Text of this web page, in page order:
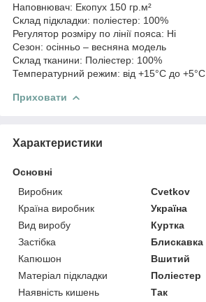
Наповнювач: Екопух 150 гр.м²
Склад підкладки: поліестер: 100%
Регулятор розміру по лінії пояса: Ні
Сезон: осінньо – весняна модель
Склад тканини: Поліестер: 100%
Температурний режим: від +15°C до +5°C
Приховати
Характеристики
Основні
Виробник
Cvetkov
Країна виробник
Україна
Вид виробу
Куртка
Застібка
Блискавка
Капюшон
Вшитий
Матеріал підкладки
Поліестер
Наявність кишень
Так